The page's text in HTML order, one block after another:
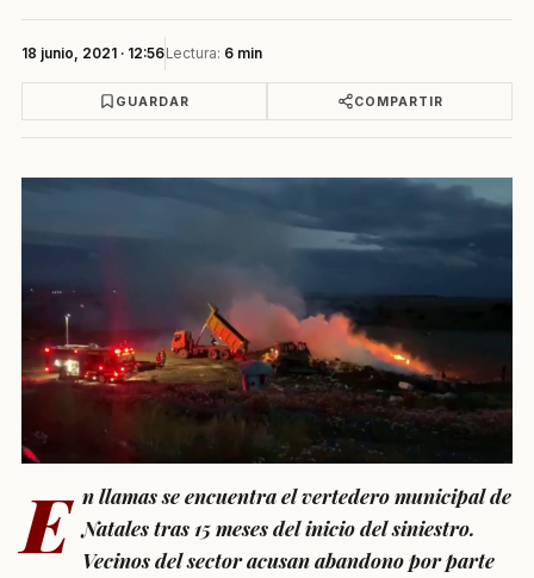
18 junio, 2021 · 12:56Lectura: 6 min
GUARDAR COMPARTIR
E n llamas se encuentra el vertedero municipal de
Natales tras 15 meses del inicio del siniestro.
Vecinos del sector acusan abandono por parte